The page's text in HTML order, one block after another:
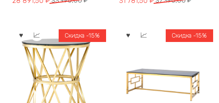
990,00 ₽.
891,50 ₽.
781,50 ₽.
Скидка -15% Скидка -15%